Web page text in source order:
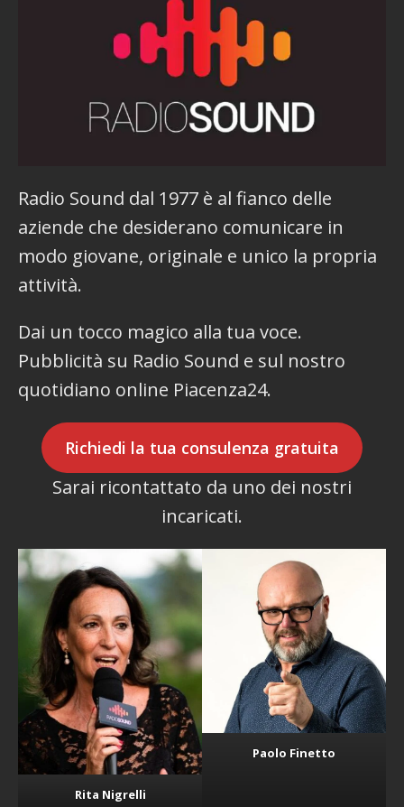
Radio Sound dal 1977 è al fianco delle
aziende che desiderano comunicare in
modo giovane, originale e unico la propria
attività.
Dai un tocco magico alla tua voce.
Pubblicità su Radio Sound e sul nostro
quotidiano online Piacenza24.
Richiedi la tua consulenza gratuita
Sarai ricontattato da uno dei nostri
incaricati.
Rita Nigrelli
Paolo Finetto